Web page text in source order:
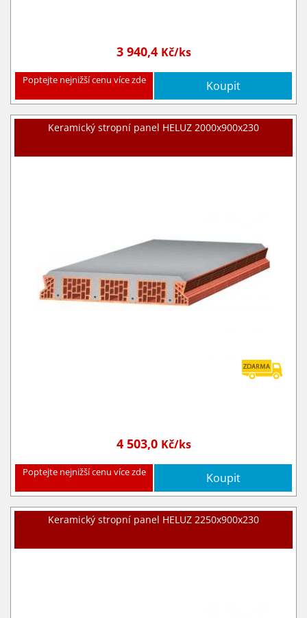
3 940,4 Kč/ks
Poptejte nejnižší cenu více zde Koupit
Keramický stropní panel HELUZ 2000x900x230
4 503,0 Kč/ks
Poptejte nejnižší cenu více zde Koupit
Keramický stropní panel HELUZ 2250x900x230